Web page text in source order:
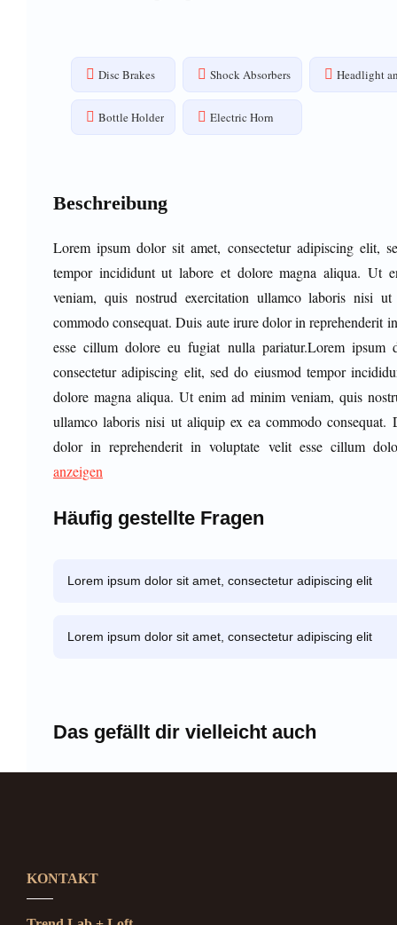
Disc Brakes Shock Absorbers Headlight
Bottle Holder Electric Horn
Beschreibung
Lorem ipsum dolor sit amet, consectetur adipiscing elit,
tempor incididunt ut labore et dolore magna aliqua. Ut
veniam, quis nostrud exercitation ullamco laboris nisi
commodo consequat. Duis aute irure dolor in reprehenderit
esse cillum dolore eu fugiat nulla pariatur.Lorem ipsum
consectetur adipiscing elit, sed do eiusmod tempor
dolore magna aliqua. Ut enim ad minim veniam, quis
ullamco laboris nisi ut aliquip ex ea commodo consequat.
dolor in reprehenderit in voluptate velit esse cillum
anzeigen
Häufig gestellte Fragen
Lorem ipsum dolor sit amet, consectetur adipiscing elit
Lorem ipsum dolor sit amet, consectetur adipiscing elit
Das gefällt dir vielleicht auch
KONTAKT